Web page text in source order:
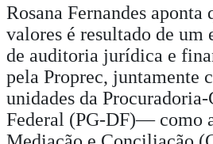
Rosana Fernandes aponta
valores é resultado de um
de auditoria jurídica e
pela Proprec, juntamente
unidades da
Federal (PG-DF)— como